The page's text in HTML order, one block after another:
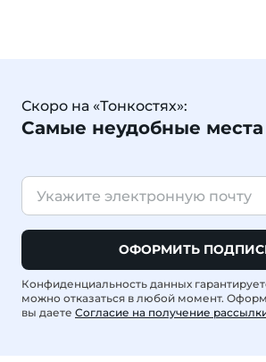
Скоро на «Тонкостях»:
Самые неудобные места
ОФОРМИТЬ
Конфиденциальность данных
можно отказаться в любой момент.
вы даете Согласие на получение